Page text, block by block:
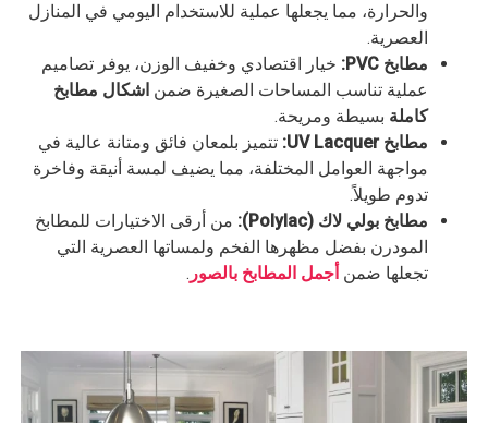
والحرارة، مما يجعلها عملية للاستخدام اليومي في المنازل
العصرية.
مطابخ PVC:
خيار اقتصادي وخفيف الوزن، يوفر تصاميم
عملية تناسب المساحات الصغيرة ضمن اشكال مطابخ
كاملة بسيطة ومريحة.
مطابخ UV Lacquer:
تتميز بلمعان فائق ومتانة عالية في
مواجهة العوامل المختلفة، مما يضيف لمسة أنيقة وفاخرة
تدوم طويلاً.
مطابخ بولي لاك (Polylac):
من أرقى الاختيارات للمطابخ
المودرن بفضل مظهرها الفخم ولمساتها العصرية التي
تجعلها ضمن أجمل المطابخ بالصور .